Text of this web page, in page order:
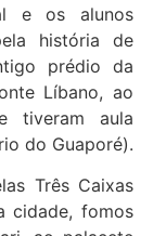
e os alunos
história de
prédio da
Líbano, ao
tiveram aula
do Guaporé).
Três Caixas
cidade, fomos